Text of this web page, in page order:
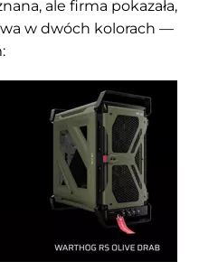
ale firma pokazała,
w dwóch kolorach —